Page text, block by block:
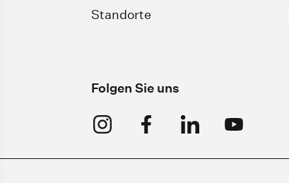
Standorte
Folgen Sie uns